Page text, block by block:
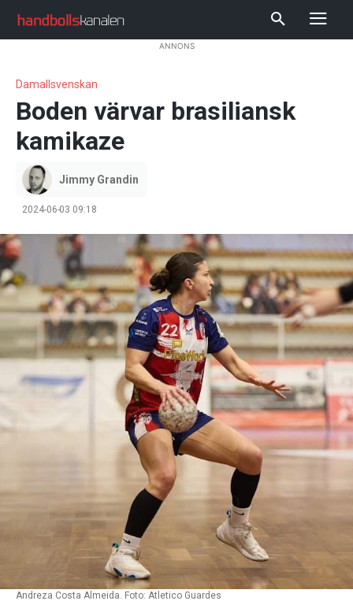
ANNONS
Damallsvenskan
Boden värvar brasiliansk
kamikaze
Jimmy Grandin
2024-06-03 09:18
Andreza Costa Almeida. Foto: Atletico Guardes